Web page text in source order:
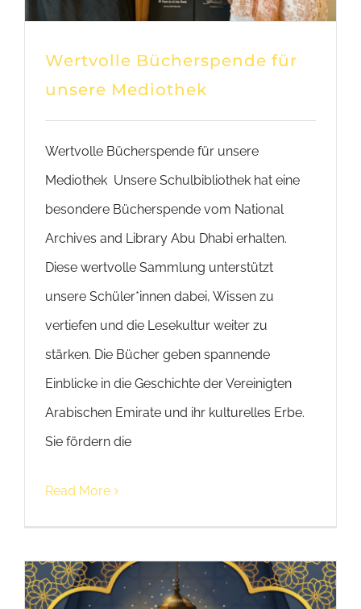
Wertvolle Bücherspende für
unsere Mediothek
Wertvolle Bücherspende für unsere
Mediothek Unsere Schulbibliothek hat eine
besondere Bücherspende vom National
Archives and Library Abu Dhabi erhalten.
Diese wertvolle Sammlung unterstützt
unsere Schüler*innen dabei, Wissen zu
vertiefen und die Lesekultur weiter zu
stärken. Die Bücher geben spannende
Einblicke in die Geschichte der Vereinigten
Arabischen Emirate und ihr kulturelles Erbe.
Sie fördern die
Read More